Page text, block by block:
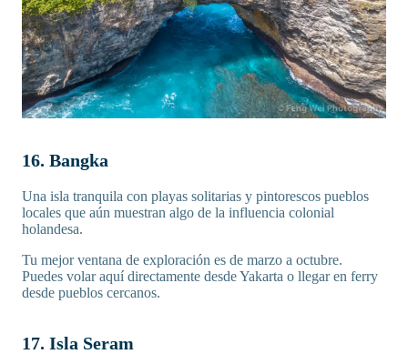
16. Bangka
Una isla tranquila con playas solitarias y pintorescos pueblos
locales que aún muestran algo de la influencia colonial
holandesa.
Tu mejor ventana de exploración es de marzo a octubre.
Puedes volar aquí directamente desde Yakarta o llegar en ferry
desde pueblos cercanos.
17. Isla Seram